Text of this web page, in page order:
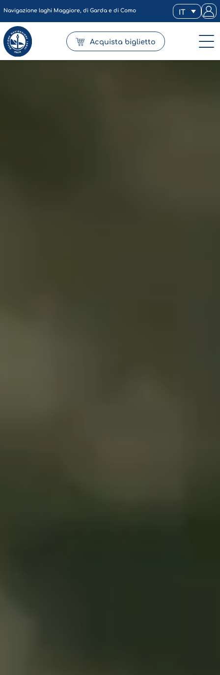
Navigazione laghi Maggiore, di Garda e di Como IT
Acquista biglietto